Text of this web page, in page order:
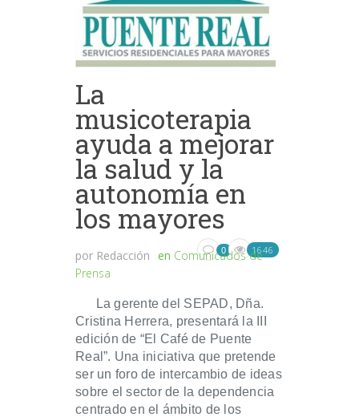
La
musicoterapia
ayuda a mejorar
la salud y la
autonomía en
los mayores
por Redacción en Comunicados de
Prensa
0 1646
La gerente del SEPAD, Dña.
Cristina Herrera, presentará la III
edición de “El Café de Puente
Real”. Una iniciativa que pretende
ser un foro de intercambio de ideas
sobre el sector de la dependencia
centrado en el ámbito de los